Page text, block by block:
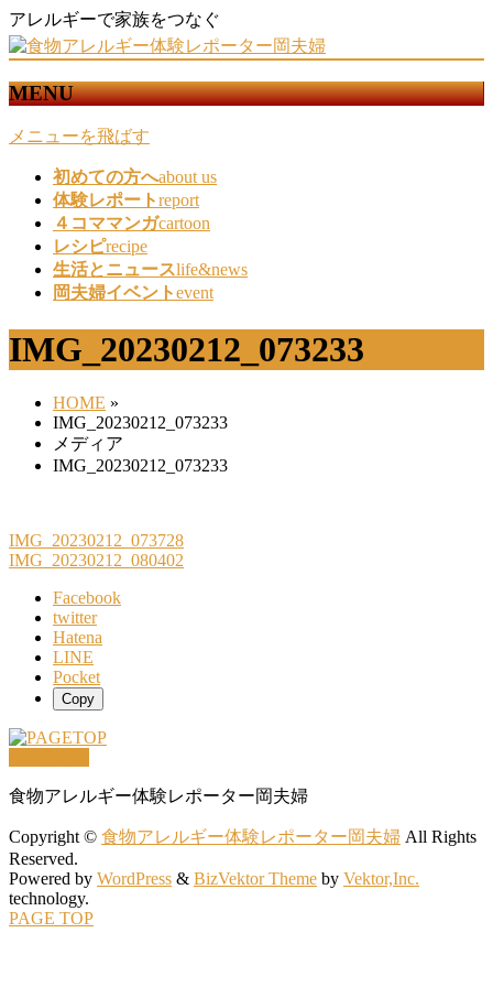
アレルギーで家族をつなぐ
MENU
メニューを飛ばす
初めての方へabout us
体験レポートreport
４コママンガcartoon
レシピrecipe
生活とニュースlife&news
岡夫婦イベントevent
IMG_20230212_073233
HOME »
IMG_20230212_073233
メディア
IMG_20230212_073233
IMG_20230212_073728
IMG_20230212_080402
Facebook
twitter
Hatena
LINE
Pocket
Copy
食物アレルギー体験レポーター岡夫婦
Copyright © 食物アレルギー体験レポーター岡夫婦 All Rights
Reserved.
Powered by WordPress & BizVektor Theme by Vektor,Inc.
technology.
PAGE TOP